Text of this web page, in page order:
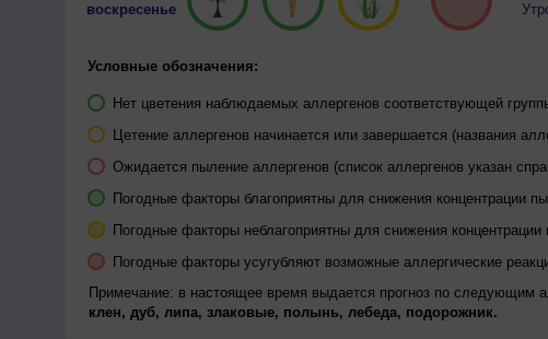
воскресенье
Условные обозначения:
Нет цветения наблюдаемых аллергенов соответствующей
Цетение аллергенов начинается или завершается (названия
Ожидается пыление аллергенов (список аллергенов указан
Погодные факторы благоприятны для снижения концентрации
Погодные факторы неблагоприятны для снижения
Погодные факторы усугубляют возможные аллергические
Примечание: в настоящее время выдается прогноз по следующим
клен, дуб, липа, злаковые, полынь, лебеда, подорожник.